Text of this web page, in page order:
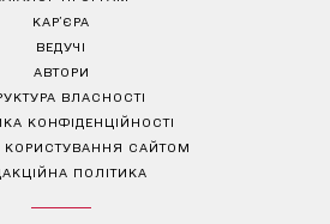
КАР’ЄРА
ВЕДУЧІ
АВТОРИ
ВЛАСНОСТІ
КОНФІДЕНЦІЙНОСТІ
КОРИСТУВАННЯ САЙТОМ
ПОЛІТИКА